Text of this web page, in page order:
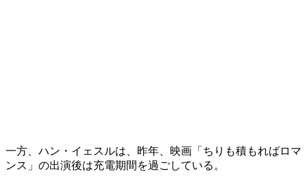
一方、ハン・イェスルは、昨年、映画「ちりも積もればロマ
ンス」の出演後は充電期間を過ごしている。